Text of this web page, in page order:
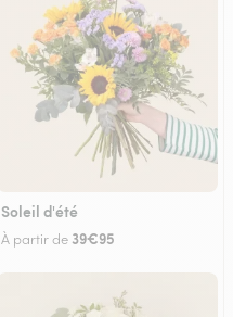
Soleil d'été
À partir de 39€95